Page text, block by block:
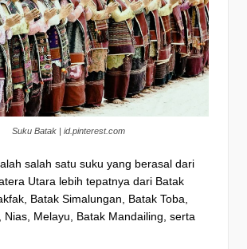
Suku Batak | id.pinterest.com
salah satu suku yang berasal dari
Utara lebih tepatnya dari Batak
Batak Simalungan, Batak Toba,
Nias, Melayu, Batak Mandailing, serta